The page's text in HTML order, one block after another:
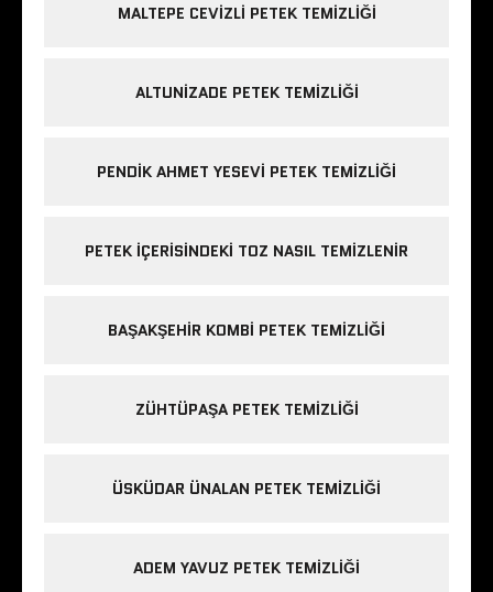
MALTEPE CEVIZLI PETEK TEMIZLIĞI
ALTUNIZADE PETEK TEMIZLIĞI
PENDIK AHMET YESEVI PETEK TEMIZLIĞI
PETEK IÇERISINDEKI TOZ NASIL TEMIZLENIR
BAŞAKŞEHIR KOMBI PETEK TEMIZLIĞI
ZÜHTÜPAŞA PETEK TEMIZLIĞI
ÜSKÜDAR ÜNALAN PETEK TEMIZLIĞI
ADEM YAVUZ PETEK TEMIZLIĞI